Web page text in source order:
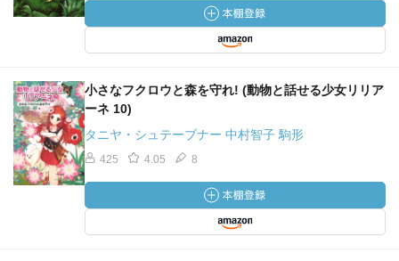
小さなフクロウと森を守れ! (動物と話せる少女リリア
ーネ 10)
タニヤ・シュテーブナー 中村智子 駒形
425 4.05 8